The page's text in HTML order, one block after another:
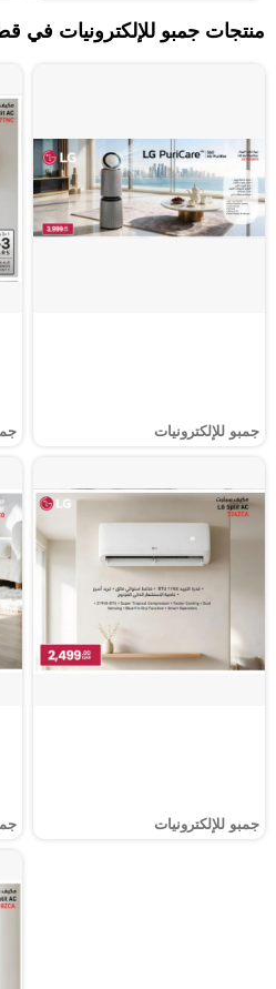
منتجات جمبو للإلكترونيات في
جمبو للإلكترونيات
جمبو للإلكترونيات